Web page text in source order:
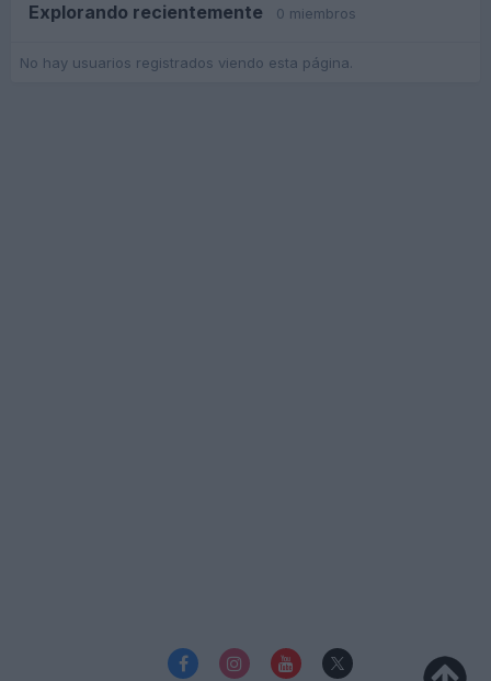
Explorando recientemente 0 miembros
No hay usuarios registrados viendo esta página.